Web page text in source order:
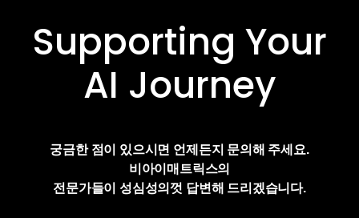
Supporting Your
AI Journey
궁금한 점이 있으시면 언제든지 문의해 주세요.
비아이매트릭스의
전문가들이 성심성의껏 답변해 드리겠습니다.